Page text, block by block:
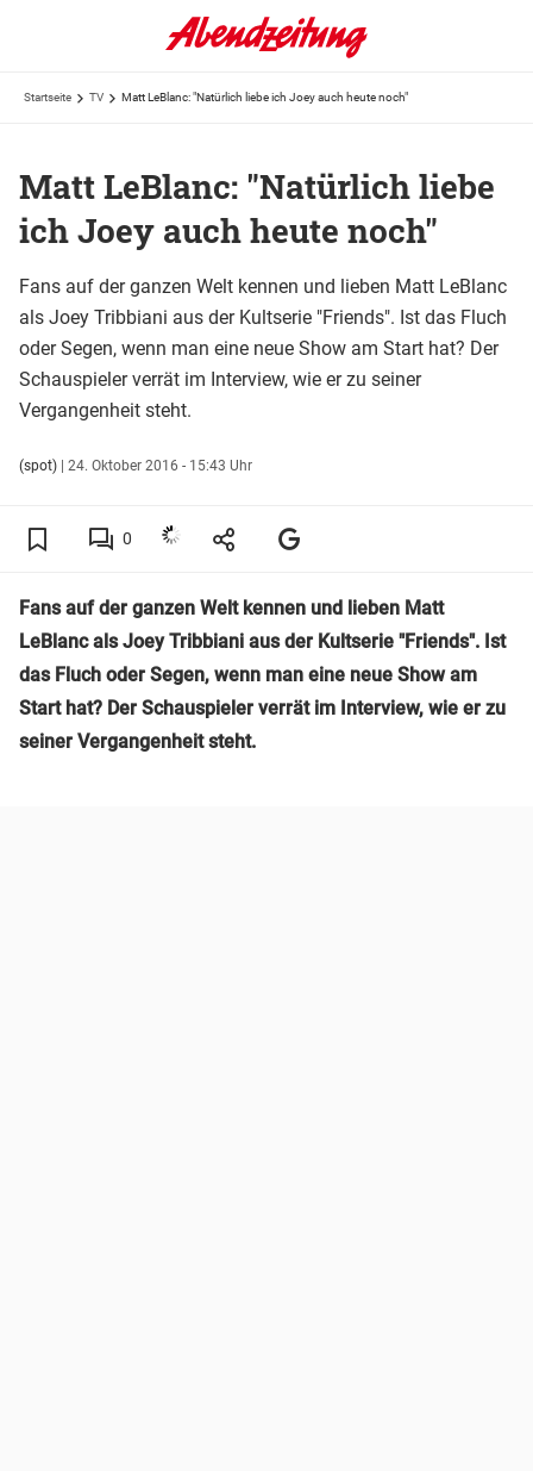
Startseite TV Matt LeBlanc: "Natürlich liebe ich Joey auch heute noch"
Matt LeBlanc: "Natürlich liebe
ich Joey auch heute noch"
Fans auf der ganzen Welt kennen und lieben Matt LeBlanc
als Joey Tribbiani aus der Kultserie "Friends". Ist das Fluch
oder Segen, wenn man eine neue Show am Start hat? Der
Schauspieler verrät im Interview, wie er zu seiner
Vergangenheit steht.
(spot) | 24. Oktober 2016 - 15:43 Uhr
0
Fans auf der ganzen Welt kennen und lieben Matt
LeBlanc als Joey Tribbiani aus der Kultserie "Friends". Ist
das Fluch oder Segen, wenn man eine neue Show am
Start hat? Der Schauspieler verrät im Interview, wie er zu
seiner Vergangenheit steht.